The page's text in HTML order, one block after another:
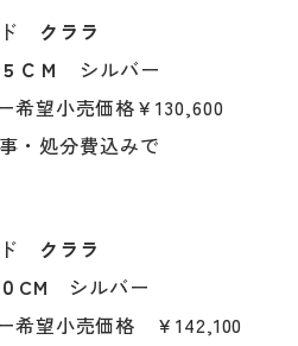
クララ
ＣＭ
シルバー
希望小売価格￥130,600
・処分費込みで
クララ
CM シルバー
希望小売価格 ￥142,100